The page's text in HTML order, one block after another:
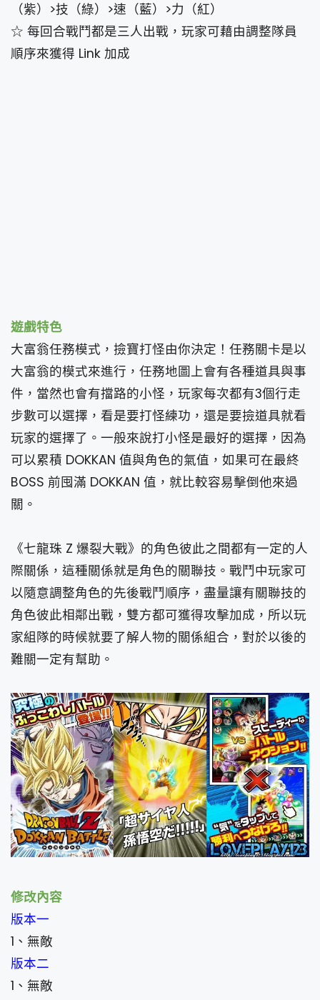
（紫）>技（綠）>速（藍）>力（紅）
☆ 每回合戰鬥都是三人出戰，玩家可藉由調整隊員
順序來獲得 Link 加成
遊戲特色
大富翁任務模式，撿寶打怪由你決定！任務關卡是以
大富翁的模式來進行，任務地圖上會有各種道具與事
件，當然也會有擋路的小怪，玩家每次都有3個行走
步數可以選擇，看是要打怪練功，還是要撿道具就看
玩家的選擇了。一般來說打小怪是最好的選擇，因為
可以累積 DOKKAN 值與角色的氣值，如果可在最終
BOSS 前囤滿 DOKKAN 值，就比較容易擊倒他來過
關。
《七龍珠 Z 爆裂大戰》的角色彼此之間都有一定的人
際關係，這種關係就是角色的關聯技。戰鬥中玩家可
以隨意調整角色的先後戰鬥順序，盡量讓有關聯技的
角色彼此相鄰出戰，雙方都可獲得攻擊加成，所以玩
家組隊的時候就要了解人物的關係組合，對於以後的
難關一定有幫助。
修改內容
版本一
1、無敵
版本二
1、無敵